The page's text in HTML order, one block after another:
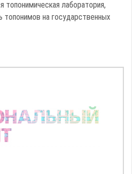
топонимическая лаборатория,
топонимов на государственных